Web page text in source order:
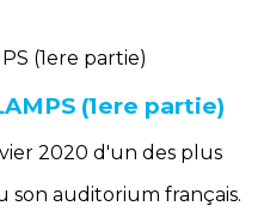
(1ere partie)
2020 d'un des plus
son auditorium français.